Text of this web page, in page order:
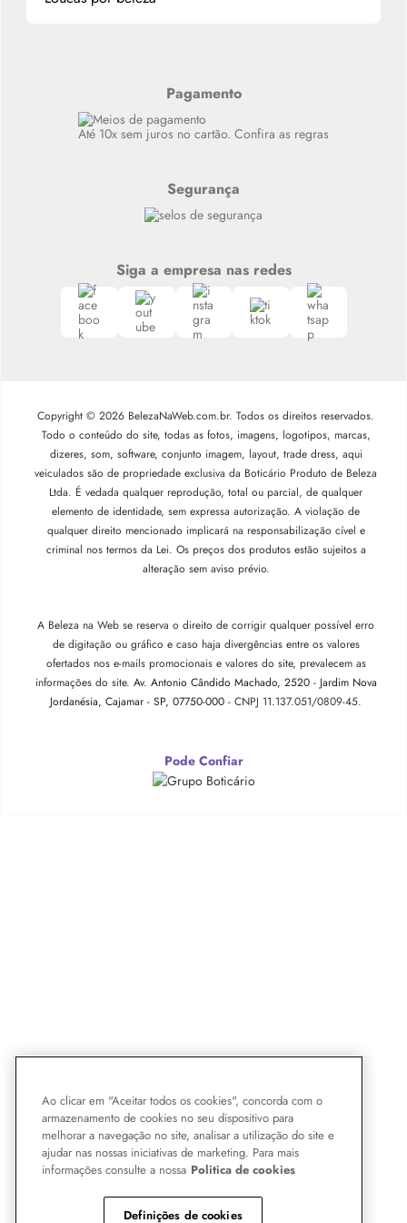
Siga nosso canal no Whatsapp
Pagamento
Até 10x sem juros no cartão. Confira as regras
Segurança
Siga a empresa nas redes
Copyright © 2026 BelezaNaWeb.com.br. Todos os direitos reservados.
Todo o conteúdo do site, todas as fotos, imagens, logotipos, marcas,
dizeres, som, software, conjunto imagem, layout, trade dress, aqui
veiculados são de propriedade exclusiva da Boticário Produto de Beleza
Ltda. É vedada qualquer reprodução, total ou parcial, de qualquer
elemento de identidade, sem expressa autorização. A violação de
qualquer direito mencionado implicará na responsabilização cível e
criminal nos termos da Lei. Os preços dos produtos estão sujeitos a
alteração sem aviso prévio.
A Beleza na Web se reserva o direito de corrigir qualquer possível erro
de digitação ou gráfico e caso haja divergências entre os valores
ofertados nos e-mails promocionais e valores do site, prevalecem as
informações do site. Av. Antonio Cândido Machado, 2520 - Jardim Nova
Jordanésia, Cajamar - SP, 07750-000 - CNPJ 11.137.051/0809-45.
Pode Confiar
Ao clicar em "Aceitar todos os cookies", concorda com o
armazenamento de cookies no seu dispositivo para
melhorar a navegação no site, analisar a utilização do site e
ajudar nas nossas iniciativas de marketing. Para mais
informações consulte a nossa Politica de cookies
Definições de cookies